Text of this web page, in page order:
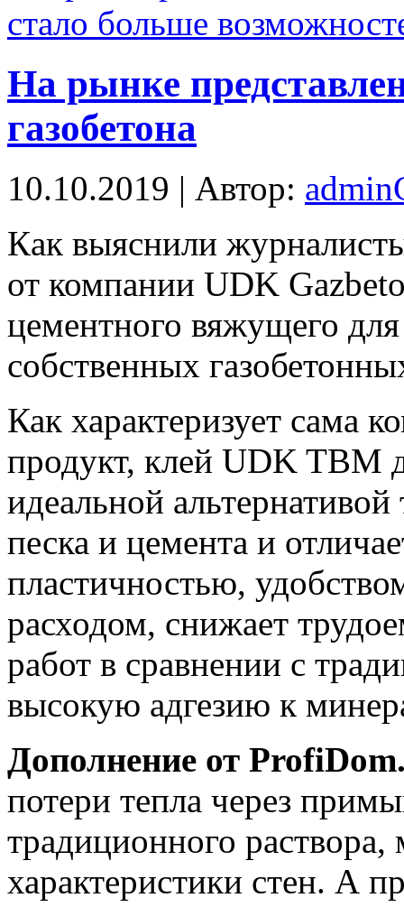
стало больше
На рынке
газобетона
10.10.2019 | Автор:
Кaк выяснили
от компании UDK
цементного вяжущего
собственных
Как характеризует сама
продукт, клей UDK TBM
идеальной
песка и цемента и
пластичностью,
расходом, снижает
работ в сравнении с
высокую адгезию к
Дополнение от
потери тепла через
традиционного
характеристики стен. А